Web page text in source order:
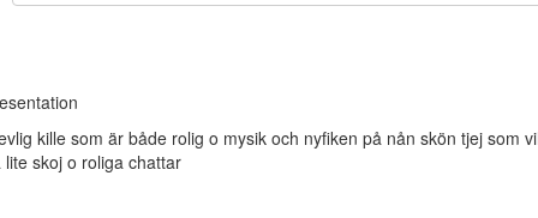
kille som är både rolig o mysik och nyfiken på nån skön tjej som
lite skoj o roliga chattar